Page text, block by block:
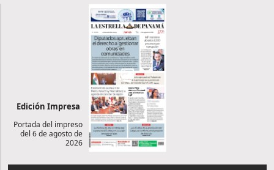
Edición Impresa
Portada del impreso
del 6 de agosto de
2026